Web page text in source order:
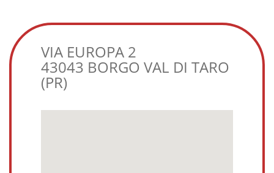
VIA EUROPA 2
43043 BORGO VAL DI TARO
(PR)